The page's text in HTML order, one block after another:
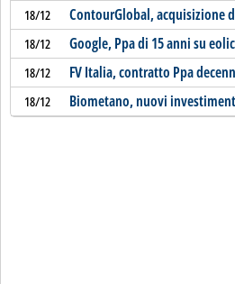
18/12 ContourGlobal, acquisizione
18/12 Google, Ppa di 15 anni su
18/12 FV Italia, contratto Ppa
18/12 Biometano, nuovi